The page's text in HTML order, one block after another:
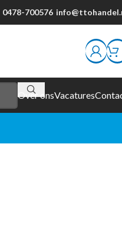
0478-700576
Over onsVacatures